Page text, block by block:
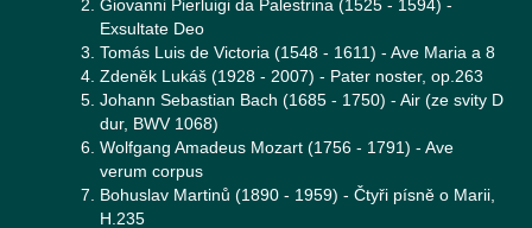
Giovanni Pierluigi da Palestrina (1525 - 1594) -
Exsultate Deo
Tomás Luis de Victoria (1548 - 1611) - Ave Maria a 8
Zdeněk Lukáš (1928 - 2007) - Pater noster, op.263
Johann Sebastian Bach (1685 - 1750) - Air (ze svity D
dur, BWV 1068)
Wolfgang Amadeus Mozart (1756 - 1791) - Ave
verum corpus
Bohuslav Martinů (1890 - 1959) - Čtyři písně o Marii,
H.235